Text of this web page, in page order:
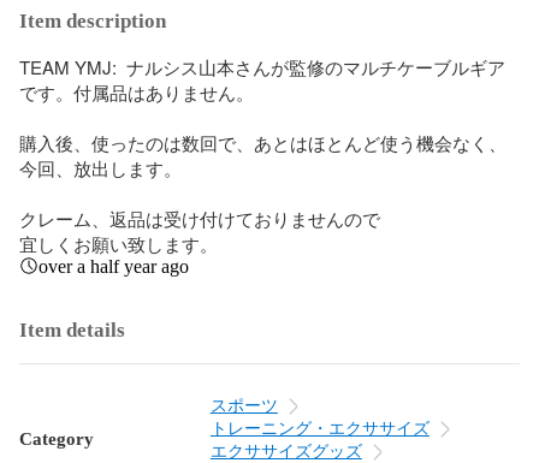
Item description
TEAM YMJ:  ナルシス山本さんが監修のマルチケーブルギア
です。付属品はありません。
購入後、使ったのは数回で、あとはほとんど使う機会なく、
今回、放出します。
クレーム、返品は受け付けておりませんので
宜しくお願い致します。
over a half year ago
Item details
Category
スポーツ
トレーニング・エクササイズ
エクササイズグッズ